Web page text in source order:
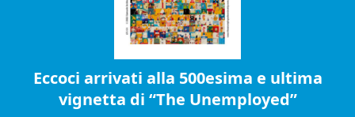
Eccoci arrivati alla 500esima e ultima
vignetta di “The Unemployed”